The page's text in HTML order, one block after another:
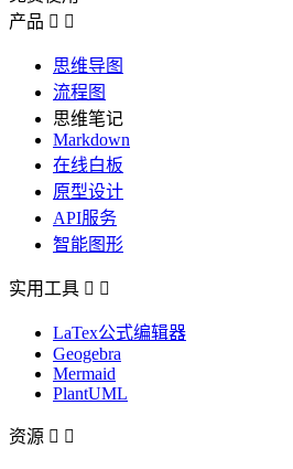
产品  
思维导图
流程图
思维笔记
Markdown
在线白板
原型设计
API服务
智能图形
实用工具  
LaTex公式编辑器
Geogebra
Mermaid
PlantUML
资源  